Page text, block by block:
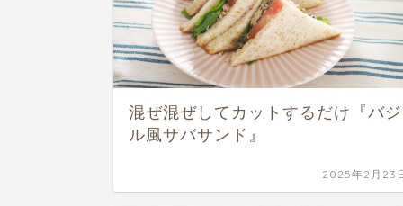
混ぜ混ぜしてカットするだけ『バジ
ル風サバサンド』
2025年2月23